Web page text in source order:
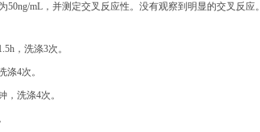
mL，并测定交叉反应性。没有观察到明显的交叉反应。
，洗涤3次。
4次。
洗涤4次。